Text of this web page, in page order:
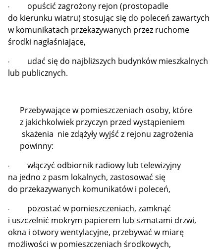
·
opuścić zagrożony rejon (prostopadle
do kierunku wiatru) stosując się do poleceń zawartych
w komunikatach przekazywanych przez ruchome
środki nagłaśniające,
·
udać się do najbliższych budynków mieszkalnych
lub publicznych.
Przebywające w pomieszczeniach osoby, które
z jakichkolwiek przyczyn przed wystąpieniem
skażenia nie zdążyły wyjść z rejonu zagrożenia
powinny:
·
włączyć odbiornik radiowy lub telewizyjny
na jedno z pasm lokalnych, zastosować się
do przekazywanych komunikatów i poleceń‚
·
pozostać w pomieszczeniach, zamknąć
i uszczelnić mokrym papierem lub szmatami drzwi,
okna i otwory wentylacyjne, przebywać w miarę
możliwości w pomieszczeniach środkowych,